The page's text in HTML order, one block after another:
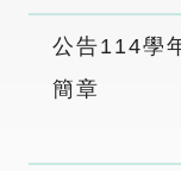
公告114學
簡章